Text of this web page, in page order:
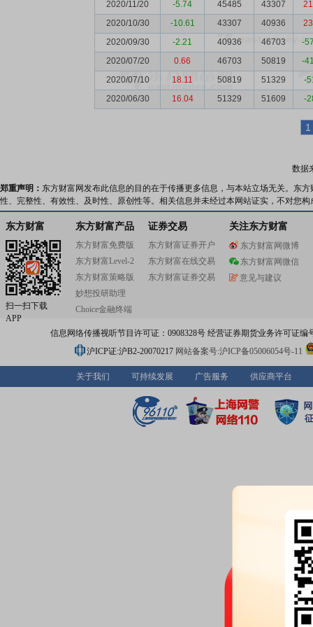
2020/11/20
-5.74 45485 43307
2020/10/30
-10.61 43307 40936
2020/09/30
-2.21 40936 46703
-
2020/07/20
0.66 46703 50819
-
2020/07/10
18.11 50819 51329
-
2020/06/30
16.04 51329 51609 -
1
数据
郑重声明： 东方财富网发布此信息的目的在于传播更多信息，与本站立场无关。东
性、完整性、有效性、及时性、原创性等。相关信息并未经过本网站证实，不对您
东方财富
扫一扫下载
APP
东方财富产品
东方财富免费版
东方财富Level-2
东方财富策略版
妙想投研助理
Choice金融终端
证券交易
东方财富证券开户
东方财富在线交易
东方财富证券交易
关注东方财富
东方财富网微博
东方财富网微信
意见与建议
信息网络传播视听节目许可证：0908328号 经营证券期货业务许可证编
沪ICP证:沪B2-20070217 网站备案号:沪ICP备05006054号-11
关于我们 可持续发展 广告服务 供应商平台